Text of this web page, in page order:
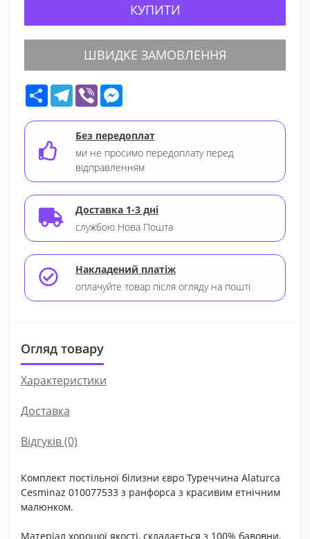
КУПИТИ
ШВИДКЕ ЗАМОВЛЕННЯ
Share Telegram
Viber
Без передоплат
ми не просимо передоплату перед
відправленням
Доставка 1-3 дні
службою Нова Пошта
Накладений платіж
оплачуйте товар після огляду на пошті
Огляд товару
Характеристики
Доставка
Відгуків (0)
Комплект постільної білизни євро Туреччина Alaturca
Cesminaz 010077533 з ранфорса з красивим етнічним
малюнком.
Матеріал хорошої якості, складається з 100% бавовни,